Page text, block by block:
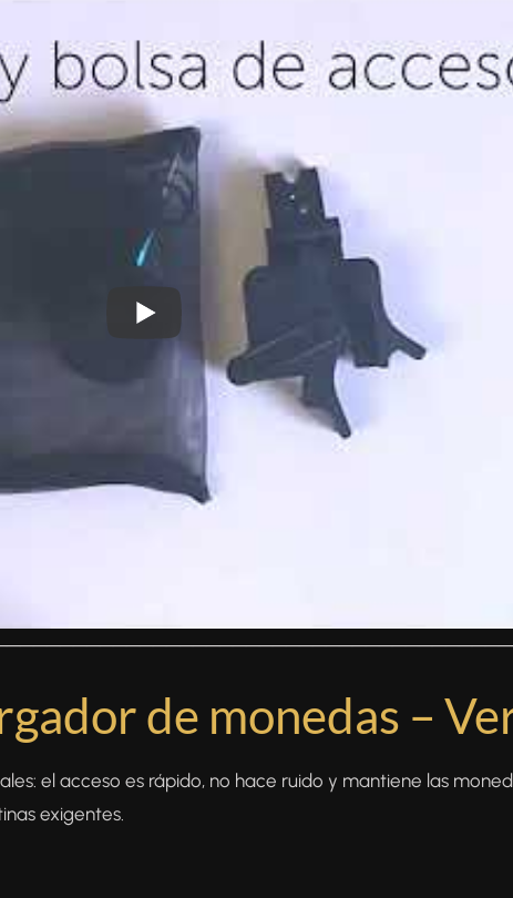
de monedas –
el acceso es rápido, no hace ruido y mantiene las
exigentes.